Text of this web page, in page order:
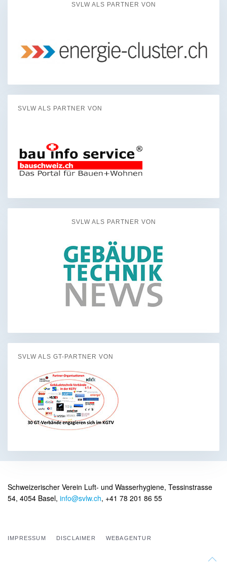
SVLW ALS PARTNER VON
SVLW ALS PARTNER VON
SVLW ALS PARTNER VON
SVLW ALS GT-PARTNER VON
Schweizerischer Verein Luft- und Wasserhygiene, Tessinstrasse
54, 4054 Basel, info@svlw.ch, +41 78 201 86 55
IMPRESSUM DISCLAIMER WEBAGENTUR